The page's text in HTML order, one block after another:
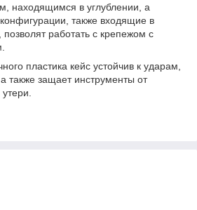
находящимся в углублении, а
также входящие в
работать с крепежом с
пластика кейс устойчив к ударам,
также защает инструменты от